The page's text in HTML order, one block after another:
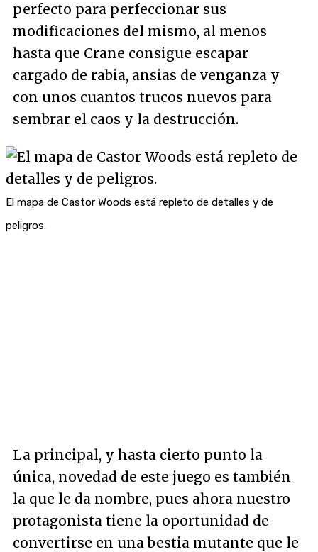
perfecto para perfeccionar sus
modificaciones del mismo, al menos
hasta que Crane consigue escapar
cargado de rabia, ansias de venganza y
con unos cuantos trucos nuevos para
sembrar el caos y la destrucción.
El mapa de Castor Woods está repleto de detalles y de
peligros.
La principal, y hasta cierto punto la
única, novedad de este juego es también
la que le da nombre, pues ahora nuestro
protagonista tiene la oportunidad de
convertirse en una bestia mutante que le